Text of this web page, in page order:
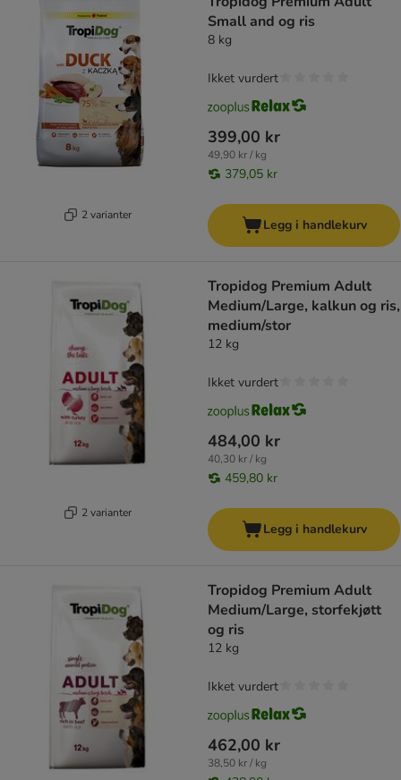
2 varianter
Small and og ris
8 kg
399,00 kr
49,90 kr / kg
379,05 kr
Ikket vurdert
Legg i handlekurv
2 varianter
Tropidog Premium Adult
Medium/Large, kalkun og ris,
medium/stor
12 kg
484,00 kr
40,30 kr / kg
459,80 kr
Ikket vurdert
Legg i handlekurv
Tropidog Premium Adult
Medium/Large, storfekjøtt
og ris
12 kg
462,00 kr
38,50 kr / kg
Ikket vurdert